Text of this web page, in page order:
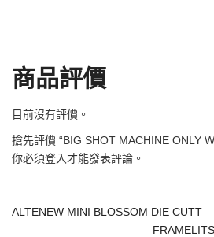
商品評價
目前沒有評價。
搶先評價 “BIG SHOT MACHINE ONLY
你必須登入 才能發表評論。
ALTENEW MINI BLOSSOM DIE CUTT